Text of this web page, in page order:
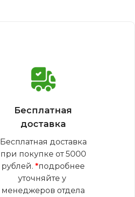
Бесплатная
доставка
Бесплатная доставка
при покупке от 5000
рублей.*подробнее
уточняйте у
менеджеров отдела